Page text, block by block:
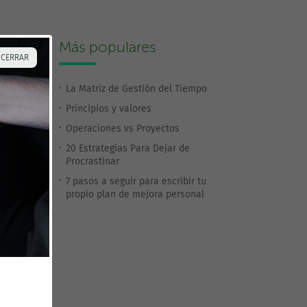
Más populares
La Matriz de Gestión del Tiempo
Principios y valores
Operaciones vs Proyectos
20 Estrategias Para Dejar de
Procrastinar
7 pasos a seguir para escribir tu
propio plan de mejora personal